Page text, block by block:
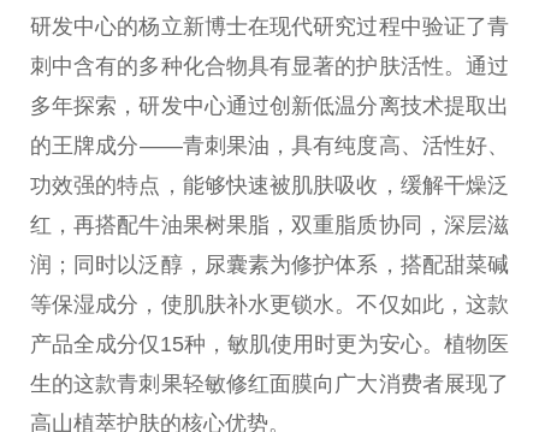
研发中心的杨立新博士在现代研究过程中验证了青
刺中含有的多种化合物具有显著的护肤活性。通过
多年探索，研发中心通过创新低温分离技术提取出
的王牌成分——青刺果油，具有纯度高、活性好、
功效强的特点，能够快速被肌肤吸收，缓解干燥泛
红，再搭配牛油果树果脂，双重脂质协同，深层滋
润；同时以泛醇，尿囊素为修护体系，搭配甜菜碱
等保湿成分，使肌肤补水更锁水。不仅如此，这款
产品全成分仅15种，敏肌使用时更为安心。植物医
生的这款青刺果轻敏修红面膜向广大消费者展现了
高山植萃护肤的核心优势。